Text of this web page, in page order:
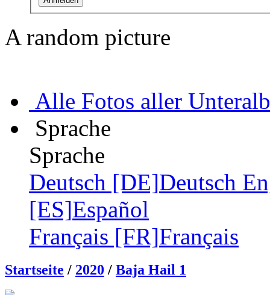
A random picture
Alle Fotos aller
Sprache
Sprache
Deutsch [DE]Deutsch
[ES]Español
Français [FR]Français
Startseite / 2020 / Baja Hail 1